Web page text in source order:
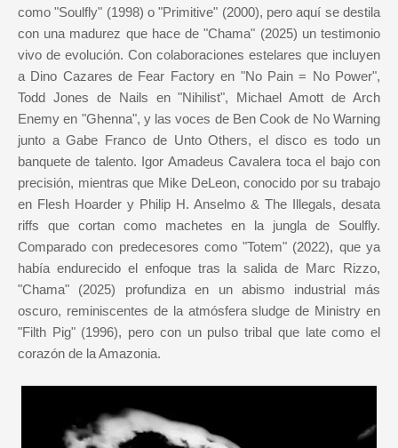
como "Soulfly" (1998) o "Primitive" (2000), pero aquí se destila
con una madurez que hace de "Chama" (2025) un testimonio
vivo de evolución. Con colaboraciones estelares que incluyen
a Dino Cazares de Fear Factory en "No Pain = No Power",
Todd Jones de Nails en "Nihilist", Michael Amott de Arch
Enemy en "Ghenna", y las voces de Ben Cook de No Warning
junto a Gabe Franco de Unto Others, el disco es todo un
banquete de talento. Igor Amadeus Cavalera toca el bajo con
precisión, mientras que Mike DeLeon, conocido por su trabajo
en Flesh Hoarder y Philip H. Anselmo & The Illegals, desata
riffs que cortan como machetes en la jungla de Soulfly.
Comparado con predecesores como "Totem" (2022), que ya
había endurecido el enfoque tras la salida de Marc Rizzo,
"Chama" (2025) profundiza en un abismo industrial más
oscuro, reminiscentes de la atmósfera sludge de Ministry en
"Filth Pig" (1996), pero con un pulso tribal que late como el
corazón de la Amazonia.